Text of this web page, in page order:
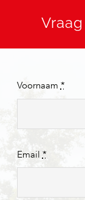
Voornaam *
Email *